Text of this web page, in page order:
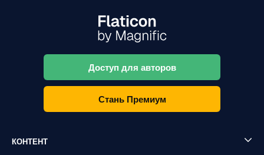
Доступ для авторов
Стань Премиум
КОНТЕНТ